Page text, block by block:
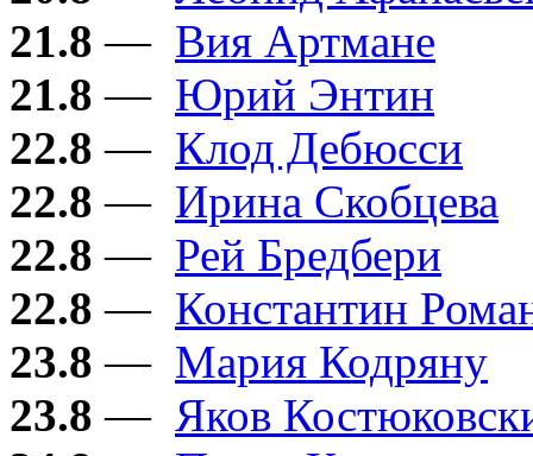
21.8 — Вия Артмане
21.8 — Юрий Энтин
22.8 — Клод Дебюсси
22.8 — Ирина Скобцева
22.8 — Рей Бредбери
22.8 — Константин
23.8 — Мария Кодряну
23.8 — Яков